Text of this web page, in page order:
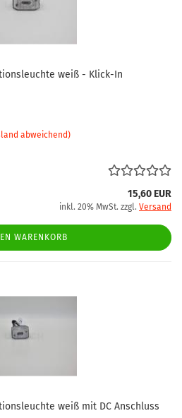
weiß - Klick-In
abweichend)
15,60 EUR
inkl. 20% MwSt. zzgl. Versand
WARENKORB
weiß mit DC Anschluss